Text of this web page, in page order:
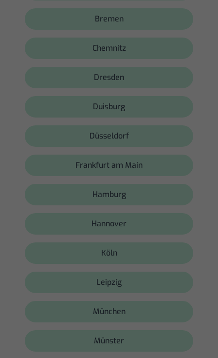
Bremen
Chemnitz
Dresden
Duisburg
Düsseldorf
Frankfurt am Main
Hamburg
Hannover
Köln
Leipzig
München
Münster